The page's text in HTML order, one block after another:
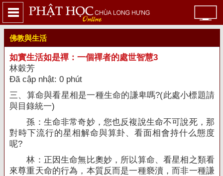
佛教與生活
如實生活如是禪：一個禪者的處世智慧3
林穀芳
Đã cập nhật: 0 phút
三、算命與看星相是一種生命的謙卑嗎?(此處小標題請
與目錄統一)
孫：生命非常奇妙，您也反複說生命不可說死，那
對時下流行的星相解命與算卦、看面相會持什么態度
呢?
林：正因生命無比奧妙，所以算命、看星相之類看
來尊重天命的行為，本質反而是一種褻瀆，而非一種謙